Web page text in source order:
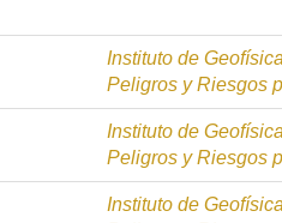
Instituto de
Peligros y Riesgos
Instituto de
Peligros y Riesgos
Instituto de